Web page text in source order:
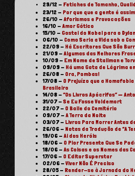
29/12 - Fetiches de Tamanho,
23/12 - Por que que a gente é
26/10 -Aforismos e Provocações
16/10 -Amor Gótico
15/10 - Gostei do Nobel para o Dylan
06/10 - Como Seria a Vida sob o
22/09 - Há Escritores Que São
21/09 -Algumas das Melhores
10/09 - Em Nome de Stallman e
09/09 - Há uma Gota de Lágrima
26/08 - Ora, Pombas!
17/08 - O Prejuízo que a
Brasileiro
14/08 -“Os Livros Apócrifos” —
31/07 -Se Eu Fosse Voldemort
22/07 - O Baile do Cemitério
09/07 -A Terra da Noite
03/07 - Livros Para Morrer Antes
26/06 - Notas da Tradução de “A
19/06 -Ai dos Heróis
18/06 - O Pior Presente Que Se
18/06 -As Coisas e os Nomes das
17/06 - O Editor Superstar
02/06 -Viver Não É Preciso
28/05 - Render-se à Jornada do